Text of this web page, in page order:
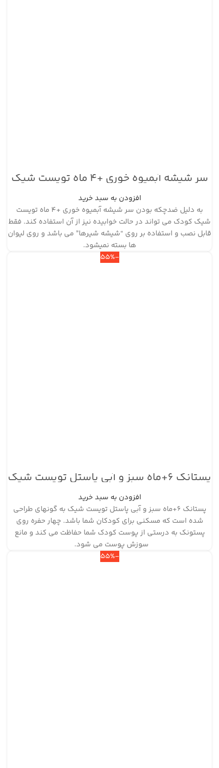
سر شیشه آبمیوه خوری +۴ ماه تویست شیک
افزودن به سبد خرید
به دلیل ضدچکه بودن سر شیشه آبمیوه خوری +۴ ماه تویست
شیک کودک می تواند در حالت خوابیده نیز از آن استفاده کند. فقط
قابل نصب و استفاده بر روی “شیشه شیرها” می باشد و روی لیوان
ها بسته نمیشود.
-55%
پستانک ۶+ماه سبز و آبی پاستل تویست شیک
افزودن به سبد خرید
پستانک ۶+ماه سبز و آبی پاستل تویست شیک به گونه‎ای طراحی
شده است که مسکنی برای کودکان شما باشد. چهار حفره روی
پستونک به درستی از پوست کودک شما حفاظت می کند و مانع
سوزش پوست می شود.
-55%